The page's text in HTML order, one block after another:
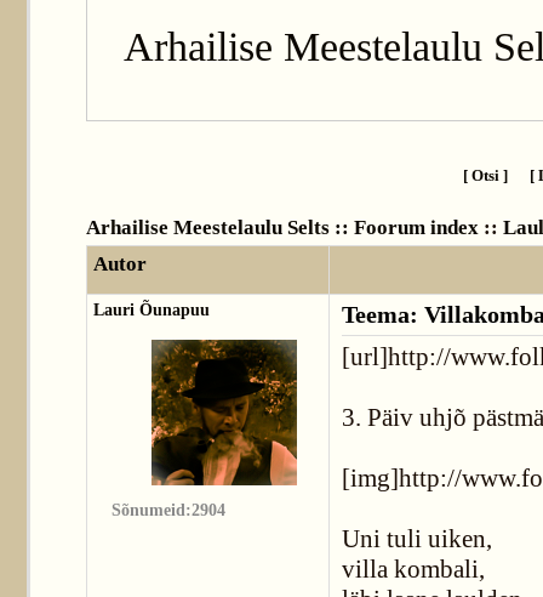
Arhailise Meestelaulu
[ Otsi ] [
Arhailise Meestelaulu Selts :: Foorum index ::
Autor
Lauri Õunapuu
Sõnumeid:2904
Teema:
[url]http://
3. Päiv uhjõ
[img]http://
Uni tuli uiken,
villa kombali,